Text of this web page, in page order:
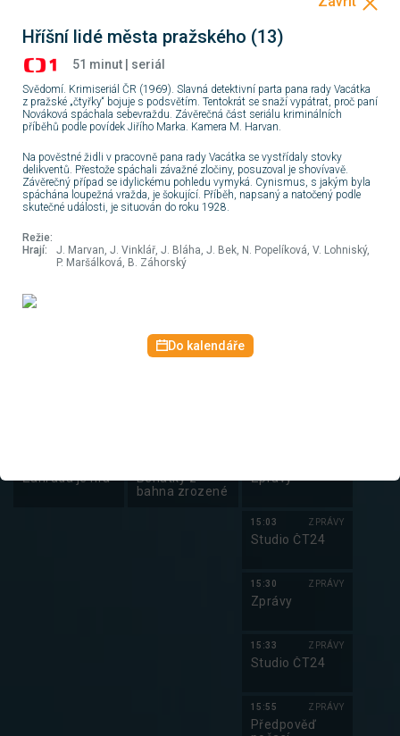
18:10 SERIÁL
Hříšní lidé
města
pražského (13)
19:05 SERIÁL
Panoptikum
města
pražského
20:05 DOKUMENT
13. komnata
Sisy Sklovské
20:34
Výsledky
losování
Šťastných 10
Zpátky se
Sobotou
Zahrada je hra
17:40 DOKUMENT
Postřehy
odjinud
17:50 ZPRÁVY
Zprávy v
českém
znakovém
18:00 SERIÁL
Yellowstone
(2/9)
18:50 DOKUMENT
a tajemná
země (1/2)
20:40 DOKUMENT
Luštitelé
Benátky z
bahna zrozené
13:00
Zprávy
13:03 ZPRÁVY
Studio ČT24
ZPRÁVY
Zprávy
14:30
Zprávy
Zprávy
15:03 ZPRÁVY
Studio ČT24
15:30 ZPRÁVY
Zprávy
15:33 ZPRÁVY
Studio ČT24
15:55 ZPRÁVY
Předpověď
Hříšní lidé města pražského (13)
51 minut | seriál
Svědomí. Krimiseriál ČR (1969). Slavná detektivní parta pana rady Vacátka
z pražské „čtyřky“ bojuje s podsvětím. Tentokrát se snaží vypátrat, proč paní
Nováková spáchala sebevraždu. Závěrečná část seriálu kriminálních
příběhů podle povídek Jiřího Marka. Kamera M. Harvan.
Na pověstné židli v pracovně pana rady Vacátka se vystřídaly stovky
delikventů. Přestože spáchali závažné zločiny, posuzoval je shovívavě.
Závěrečný případ se idylickému pohledu vymyká. Cynismus, s jakým byla
spáchána loupežná vražda, je šokující. Příběh, napsaný a natočený podle
skutečné události, je situován do roku 1928.
Režie:
Hrají:
J. Marvan, J. Vinklář, J. Bláha, J. Bek, N. Popelíková, V. Lohniský,
P. Maršálková, B. Záhorský
Do kalendáře